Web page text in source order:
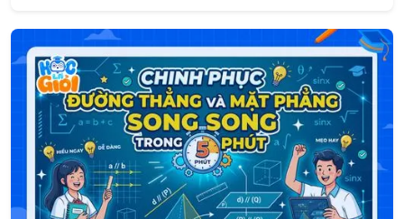
kiến thức sách Kết nối tri thức và cuộc sống, Gia sư Học là
Giỏi mang đến cho bạn một cách tiếp cận mới mẻ, giúp bạn
hiểu rõ bản chất của hai mặt phẳng song song thay, từ đó
học nhanh hơn và vận dụng chính xác hơn trong từng dạng
bài.